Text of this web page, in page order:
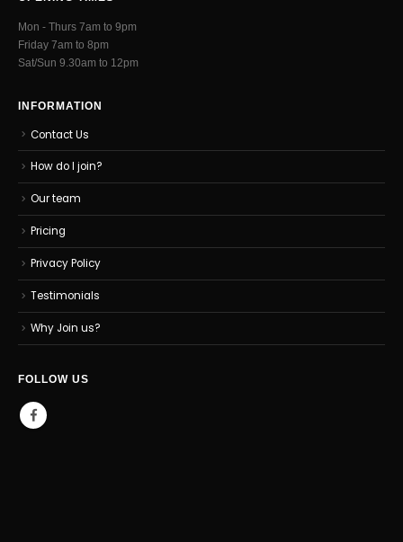
Mon - Thurs 7am to 9pm
Friday 7am to 8pm
Sat/Sun 9.30am to 12pm
INFORMATION
Contact Us
How do I join?
Our team
Pricing
Privacy Policy
Testimonials
Why Join us?
FOLLOW US